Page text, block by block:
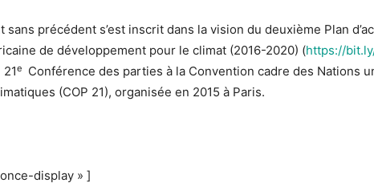
sans précédent s’est inscrit dans la vision du deuxième Plan
de développement pour le climat (2016-2020) (https://
e
Conférence des parties à la Convention cadre des Nations
(COP 21), organisée en 2015 à Paris.
display » ]